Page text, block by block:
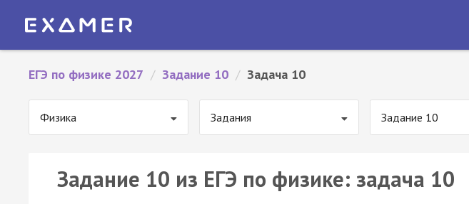
ЕГЭ по физике 2027 / Задание 10 / Задача 10
Физика Задания Задание 10
Задание 10 из ЕГЭ по физике: задача 10